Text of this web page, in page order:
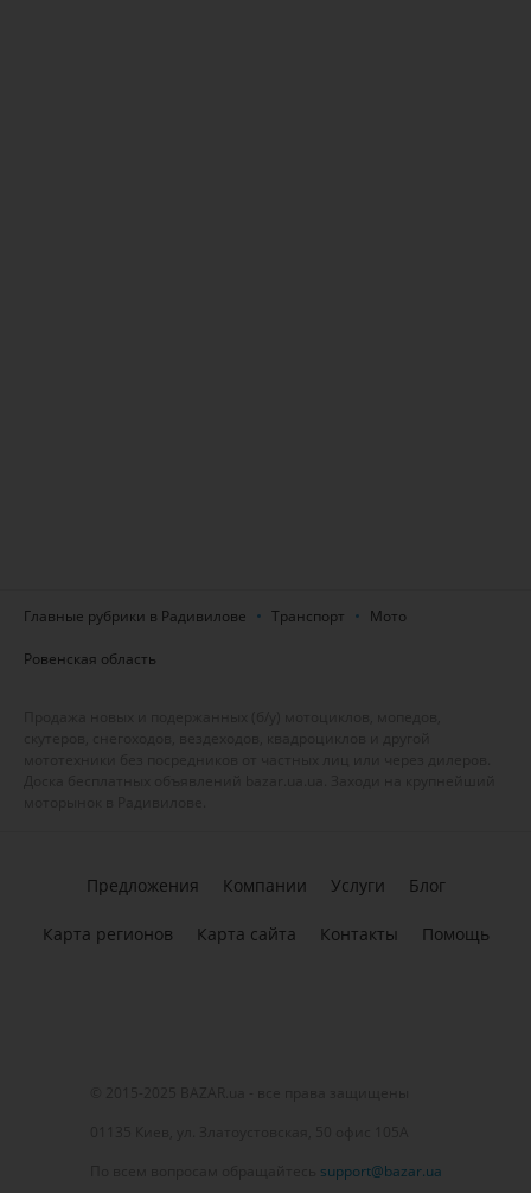
Главные рубрики в Радивилове Транспорт Мото
Ровенская область
support@bazar.ua
Предложения Компании Услуги Блог
Карта регионов Карта сайта Контакты Помощь